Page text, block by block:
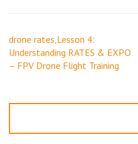
Navigation
de
l’article
drone rates,Lesson 4:
Understanding RATES & EXPO
– FPV Drone Flight Training